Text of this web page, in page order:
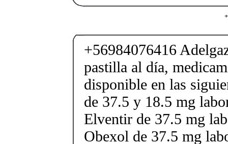
+56984076416
pastilla al día,
disponible en las
de 37.5 y 18.5 mg
Elventir de 37.5 mg
Obexol de 37.5 mg